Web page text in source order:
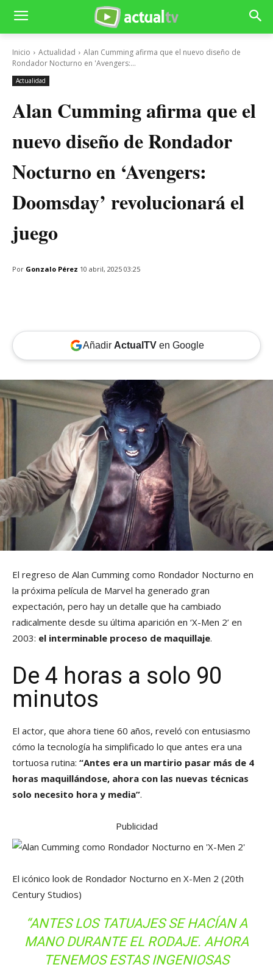
Inicio Actualidad
Alan Cumming afirma que el nuevo diseño de
Rondador Nocturno en 'Avengers:...
Actualidad
Alan Cumming afirma que el
nuevo diseño de Rondador
Nocturno en ‘Avengers:
Doomsday’ revolucionará el
juego
Por Gonzalo Pérez 10 abril, 2025 03:25
Añadir ActualTVen Google
El regreso de Alan Cumming como Rondador Nocturno en
la próxima película de Marvel ha generado gran
expectación, pero hay un detalle que ha cambiado
radicalmente desde su última aparición en ‘X-Men 2’ en
2003: el interminable proceso de maquillaje.
De 4 horas a solo 90
minutos
El actor, que ahora tiene 60 años, reveló con entusiasmo
cómo la tecnología ha simplificado lo que antes era una
tortuosa rutina: “Antes era un martirio pasar más de 4
horas maquillándose, ahora con las nuevas técnicas
solo necesito hora y media”.
Publicidad
El icónico look de Rondador Nocturno en X-Men 2 (20th
Century Studios)
“ANTES LOS TATUAJES SE HACÍAN A
MANO DURANTE EL RODAJE. AHORA
TENEMOS ESTAS INGENIOSAS